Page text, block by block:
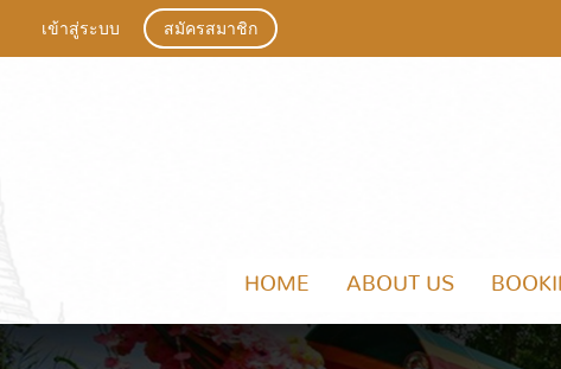
เข้าสู่ระบบ สมัครสมาชิก
HOME ABOUT US